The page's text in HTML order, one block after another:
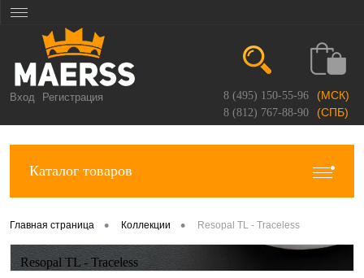
Вход Регистрация 8 (495) 150-55-96 (МСК)
8 (812) 767-88-90 (СПБ)
Каталог товаров
Главная страница • Коллекции • Resopal TL - Traceless
Resopal TL - Traceless